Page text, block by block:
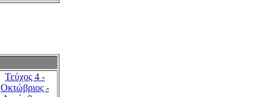
Τεύχος 4 -
Οκτώβριος -